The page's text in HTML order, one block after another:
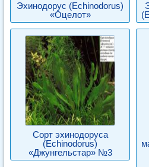
Эхинодорус (Echinodorus)
«Оцелот»
Сорт эхинодоруса
(Echinodorus)
«Джунгельстар» №3